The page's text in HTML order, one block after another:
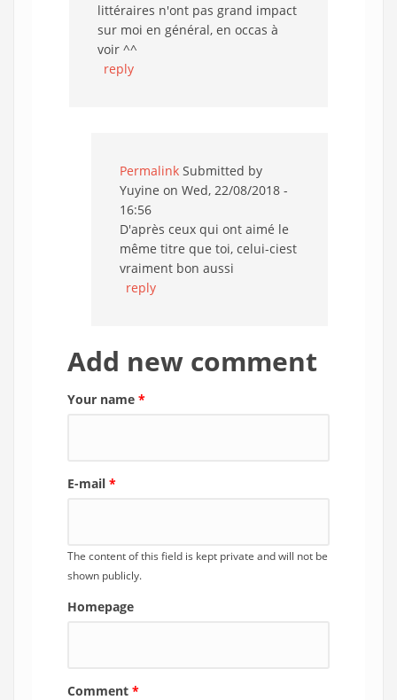
littéraires n'ont pas grand impact
sur moi en général, en occas à
voir ^^
reply
Permalink Submitted by
Yuyine on Wed, 22/08/2018 -
16:56
D'après ceux qui ont aimé le
même titre que toi, celui-ciest
vraiment bon aussi
reply
Add new comment
Your name *
E-mail *
The content of this field is kept private and will not be
shown publicly.
Homepage
Comment *